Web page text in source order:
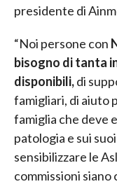
presidente di
“Noi persone con
bisogno di tanta
disponibili,di
famigliari, di aiuto
famiglia che deve
patologia e sui
sensibilizzare le
commissioni